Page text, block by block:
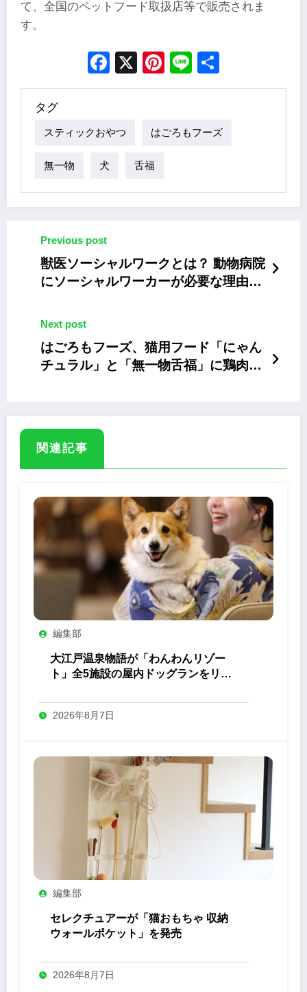
て、全国のペットフード取扱店等で販売されま
す。
Facebook
X Pinterest
Line
タグ
スティックおやつ はごろもフーズ
無一物 犬 舌福
Previous post
獣医ソーシャルワークとは？ 動物病院
にソーシャルワーカーが必要な理由と
Next post
はごろもフーズ、猫用フード「にゃん
チュラル」と「無一物舌福」に鶏肉や
関連記事
編集部
大江戸温泉物語が「わんわんリゾー
ト」全5施設の屋内ドッグランをリニ
2026年8月7日
編集部
セレクチュアーが「猫おもちゃ 収納
ウォールポケット」を発売
2026年8月7日